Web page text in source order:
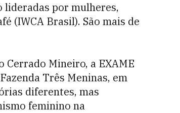
lideradas por mulheres,
(IWCA Brasil). São mais de
Mineiro, a EXAME
Três Meninas, em
diferentes, mas
feminino na